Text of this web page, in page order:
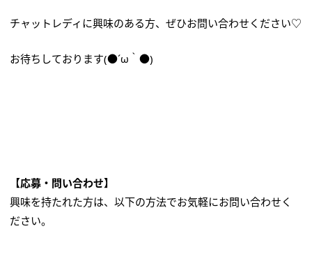
チャットレディに興味のある方、ぜひお問い合わせください♡
お待ちしております(●´ω｀●)
【応募・問い合わせ】
興味を持たれた方は、以下の方法でお気軽にお問い合わせく
ださい。